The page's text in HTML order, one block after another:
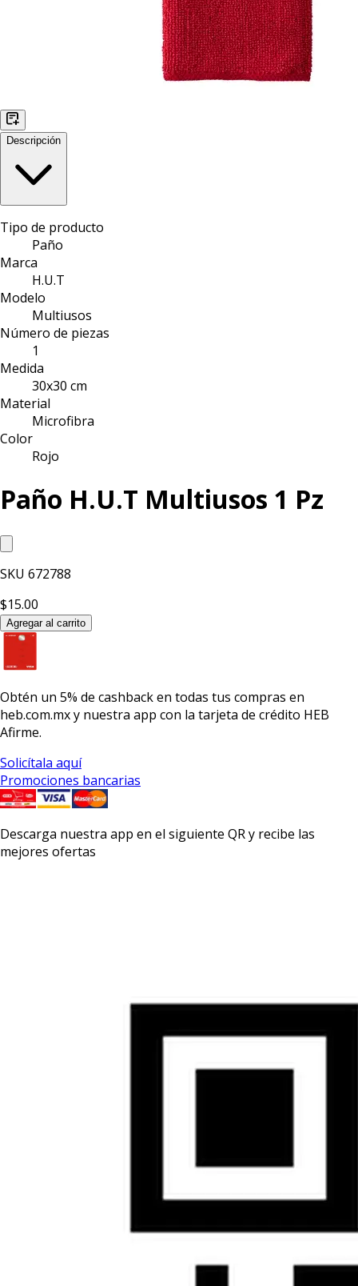
Descripción
Tipo de producto
Paño
Marca
H.U.T
Modelo
Multiusos
Número de piezas
1
Medida
30x30 cm
Material
Microfibra
Color
Rojo
Paño H.U.T Multiusos 1 Pz
SKU 672788
$15.00
Agregar al carrito
Obtén un 5% de cashbacken todas tus compras en
heb.com.mx y nuestra app con la tarjeta de crédito HEB
Afirme.
Solicítala aquí
Promociones bancarias
Descarga nuestra app en el siguiente QR y recibe las
mejores ofertas